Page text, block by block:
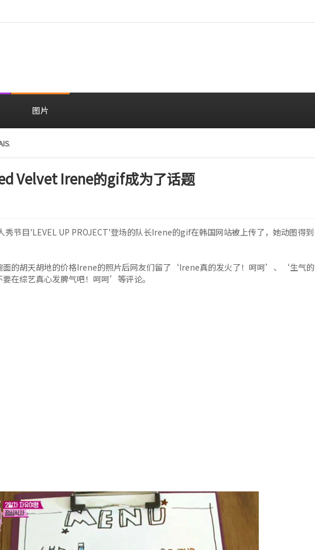
图片
，在屋顶上展现的粉色发型视觉……'2:L0VE' 近况
Velvet Irene的gif成为了话题
节目'LEVEL UP PROJECT'登场的队长Irene的gif在韩国网站被上传了，她动图得到
面的胡天胡地的价格Irene的照片后网友们留了‘Irene真的发火了！呵呵’、‘生气的
在综艺真心发脾气吧！呵呵’等评论。